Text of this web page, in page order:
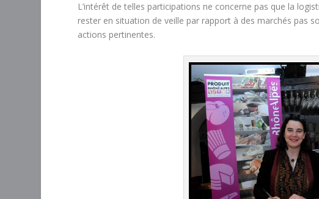
L’intérêt de telles participations ne concerne pas que la
rester en situation de veille par rapport à des marchés pas
actions pertinentes.